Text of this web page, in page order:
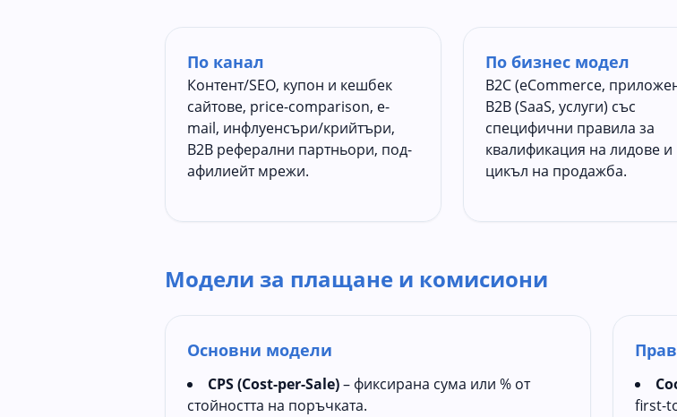
По канал
Контент/SEO, купон и кешбек
сайтове, price-comparison, e-
mail, инфлуенсъри/крийтъри,
B2B реферални партньори, под-
афилиейт мрежи.
По бизнес модел
B2C (eCommerce,
B2B (SaaS, услуги) със
специфични правила за
квалификация на лидове и
цикъл на продажба.
Модели за плащане и комисиони
Основни модели
CPS (Cost-per-Sale)– фиксирана сума или % от
стойността на поръчката.
first-